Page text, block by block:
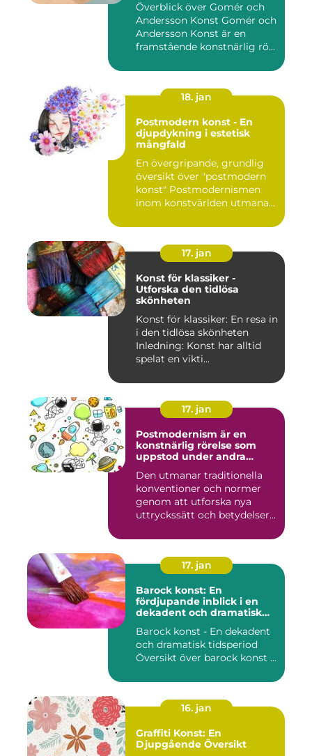
Överblick över Gomér och
Andersson Konst Gomér och
Andersson Konst är en
framstående konstnärlig rö...
18. jan
Postmodern konst - En
djupdykning i estetisk
mångfald
En övergripande, grundlig
översikt över "postmodern
konst" Postmodernismen
inom konstvärlden utmana...
17. jan
Konst för klassiker -
Utforska den tidlösa
skönheten
Konst för klassiker: En resa in
i den tidlösa skönheten
Inledning: Konst har alltid
spelat en vikti...
17. jan
Postmodernism är en
konstnärlig rörelse som
uppstod under andra
fortsätter att påverka
samtida konstvärlden
Den utmanar traditionella
konventioner och normer
genom att utforska nya
uttryckssätt och betydelser...
17. jan
Barock konst: En
fördjupande inblick i en
dekadent och dramatisk
Barock konst - En dekadent
och dramatisk tidsperiod
Översikt över barock konst ...
16. jan
Graffiti Konst: En
Djupgående Översikt